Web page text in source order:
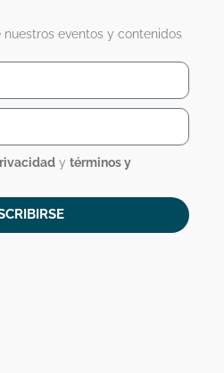
nuestros eventos y contenidos
y términos y